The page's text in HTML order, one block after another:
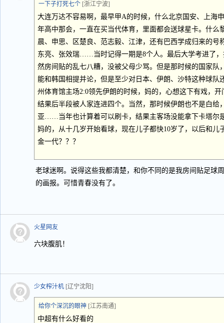
一下子打死七个 [浙江宁波]
大连万达不容易啊，最早甲A的时候，什么北京国安、上海
年高中那会，一直在买当代体育，里面都会送球星卡。什么
晨、申思、区楚良、范志毅、江津，还有巴西学成归来的号
东亮、张效瑞……当时记得一期是8个人。最后大学考进了
然房间贴的乱七八糟，没被父母少骂。但是那时候的国家队
能和韩国相提并论，但是至少对日本、伊朗、沙特这种球队
州体育馆主场2:0领先伊朗的时候，妈的，心想这下有戏，
结果后半段被人家连进四个。当然，那时候伊朗也不是白给
亚……当年也计算着可以刷卡，结果主客场没能拿下卡塔尔
妈的，从十几岁开始看球，现在儿子都快10岁了，以后和儿
金一代？？？
老球迷啊。说得这些我都清楚，和你不同的是我房间贴足球
的画报。可惜青春没有了。
火星网友
六块腹肌！
少女榨汁机 [辽宁沈阳]
给你个深沉的眼神 [江苏南通]
中超有什么好看的